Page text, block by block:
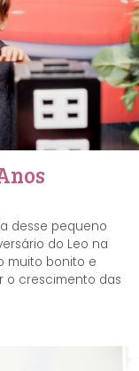
desse pequeno
do Leo na
muito bonito e
o crescimento das